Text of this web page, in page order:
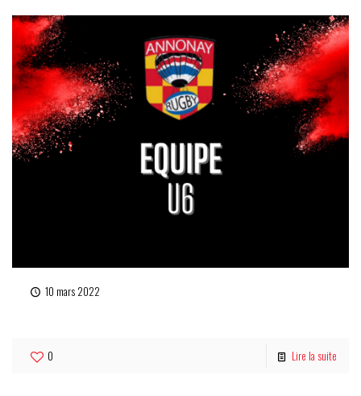
10 mars 2022
0 Lire la suite